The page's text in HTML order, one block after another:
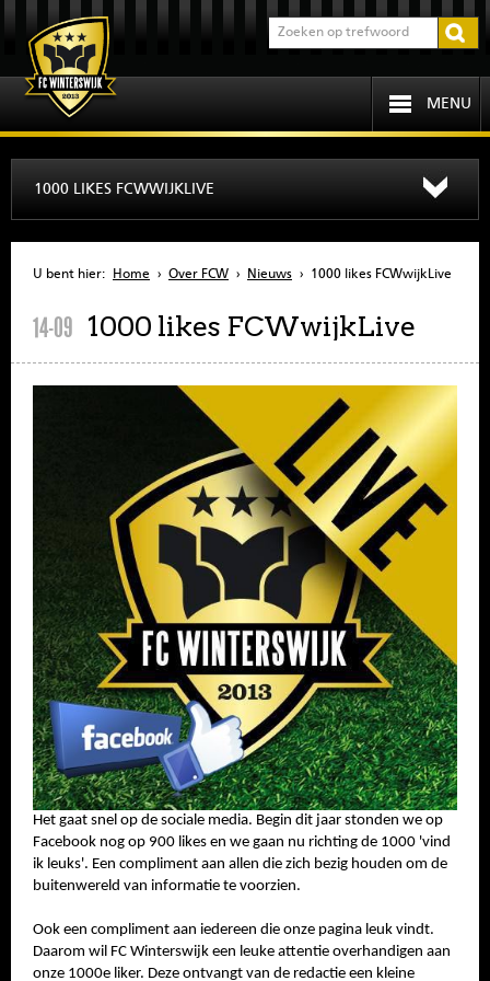
MENU
SPONSOREN
MENU
1000 LIKES FCWWIJKLIVE
U bent hier: Home › Over FCW › Nieuws › 1000 likes FCWwijkLive
14-09 1000 likes FCWwijkLive
Het gaat snel op de sociale media. Begin dit jaar stonden we op
Facebook nog op 900 likes en we gaan nu richting de 1000 'vind
ik leuks'. Een compliment aan allen die zich bezig houden om de
buitenwereld van informatie te voorzien.
Ook een compliment aan iedereen die onze pagina leuk vindt.
Daarom wil FC Winterswijk een leuke attentie overhandigen aan
onze 1000e liker. Deze ontvangt van de redactie een kleine